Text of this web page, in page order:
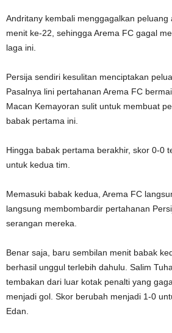
Andritany kembali menggagalkan peluang
menit ke-22, sehingga Arema FC gagal
laga ini.
Persija sendiri kesulitan menciptakan
Pasalnya lini pertahanan Arema FC
Macan Kemayoran sulit untuk membuat
babak pertama ini.
Hingga babak pertama berakhir, skor 0-0
untuk kedua tim.
Memasuki babak kedua, Arema FC
langsung membombardir pertahanan
serangan mereka.
Benar saja, baru sembilan menit babak
berhasil unggul terlebih dahulu. Salim
tembakan dari luar kotak penalti yang
menjadi gol. Skor berubah menjadi 1-0
Edan.